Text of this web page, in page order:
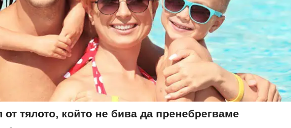
тялото, който не бива да пренебрегваме